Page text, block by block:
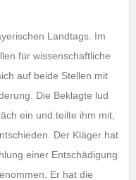
Landtags. Im
für wissenschaftliche
auf beide Stellen mit
Die Beklagte lud
ein und teilte ihm mit,
Der Kläger hat
einer Entschädigung
Er hat die